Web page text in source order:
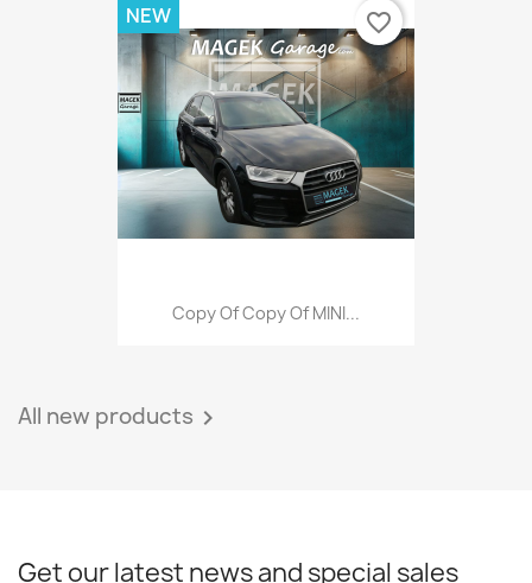
Copy Of Copy Of MINI...
NEW favorite_border
All new products 
Get our latest news and special sales